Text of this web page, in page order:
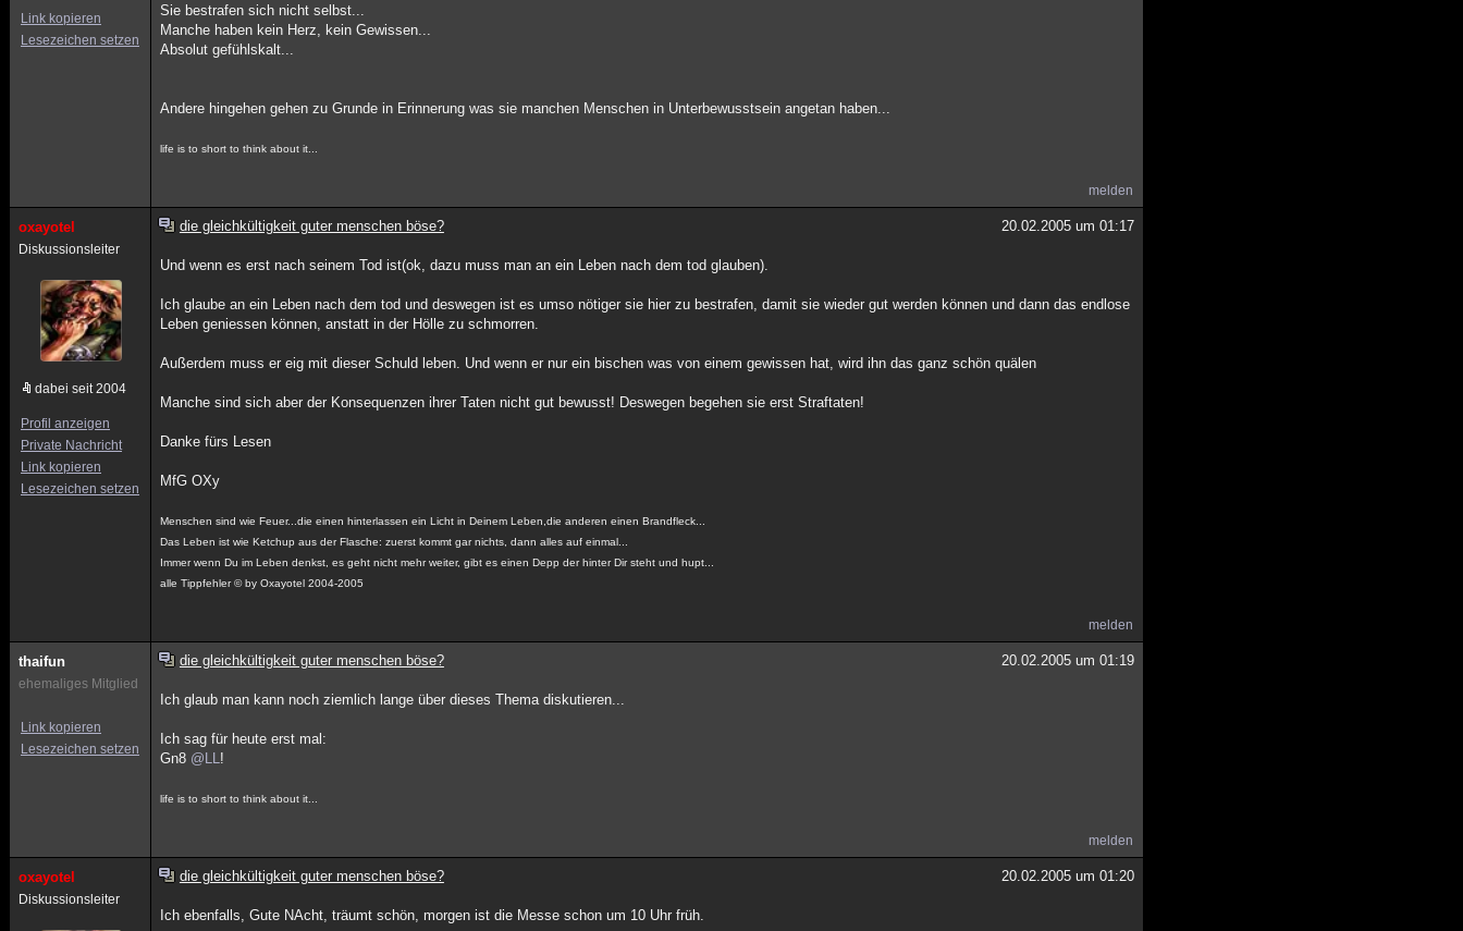
Link kopieren
Lesezeichen setzen
Sie bestrafen sich nicht selbst...
Manche haben kein Herz, kein Gewissen...
Absolut gefühlskalt...
Andere hingehen gehen zu Grunde in Erinnerung was sie manchen Menschen in Unterbewusstsein angetan haben...
life is to short to think about it...
melden
oxayotel
Diskussionsleiter
dabei seit 2004
Profil anzeigen
Private Nachricht
Link kopieren
Lesezeichen setzen
die gleichkültigkeit guter menschen böse? 20.02.2005 um 01:17
Und wenn es erst nach seinem Tod ist(ok, dazu muss man an ein Leben nach dem tod glauben).
Ich glaube an ein Leben nach dem tod und deswegen ist es umso nötiger sie hier zu bestrafen, damit sie wieder gut werden können und dann das endlose
Leben geniessen können, anstatt in der Hölle zu schmorren.
Außerdem muss er eig mit dieser Schuld leben. Und wenn er nur ein bischen was von einem gewissen hat, wird ihn das ganz schön quälen
Manche sind sich aber der Konsequenzen ihrer Taten nicht gut bewusst! Deswegen begehen sie erst Straftaten!
Danke fürs Lesen
MfG OXy
Menschen sind wie Feuer...die einen hinterlassen ein Licht in Deinem Leben,die anderen einen Brandfleck...
Das Leben ist wie Ketchup aus der Flasche: zuerst kommt gar nichts, dann alles auf einmal...
Immer wenn Du im Leben denkst, es geht nicht mehr weiter, gibt es einen Depp der hinter Dir steht und hupt...
alle Tippfehler © by Oxayotel 2004-2005
melden
thaifun
ehemaliges Mitglied
Link kopieren
Lesezeichen setzen
die gleichkültigkeit guter menschen böse? 20.02.2005 um 01:19
Ich glaub man kann noch ziemlich lange über dieses Thema diskutieren...
Ich sag für heute erst mal:
Gn8 @LL!
life is to short to think about it...
melden
oxayotel
Diskussionsleiter
die gleichkültigkeit guter menschen böse? 20.02.2005 um 01:20
Ich ebenfalls, Gute NAcht, träumt schön, morgen ist die Messe schon um 10 Uhr früh.